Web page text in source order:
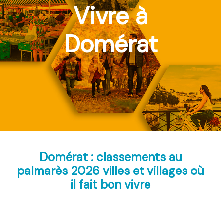
Vivre à
Domérat
Domérat : classements au
palmarès 2026 villes et villages où
il fait bon vivre